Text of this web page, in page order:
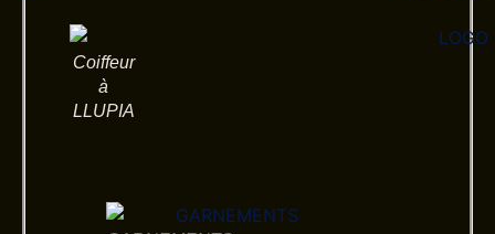
Coiffeur
à
LLUPIA